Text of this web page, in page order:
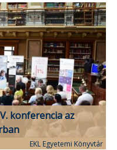
konferencia az
EKL Egyetemi Könyvtár